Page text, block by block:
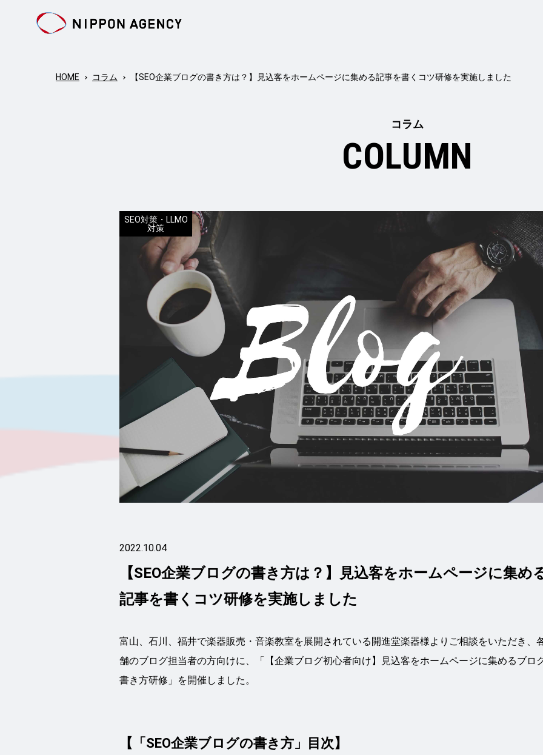
HOME コラム 【SEO企業ブログの書き方は？】見込客をホームページに集める記事を書くコツ研修を実施しました
コラム
COLUMN
SEO対策・LLMO
対策
2022.10.04
【SEO企業ブログの書き方は？】見込客をホームページに集め
記事を書くコツ研修を実施しました
富山、石川、福井で楽器販売・音楽教室を展開されている開進堂楽器様よりご相談をいただき、
舗のブログ担当者の方向けに、「【企業ブログ初心者向け】見込客をホームページに集めるブロ
書き方研修」を開催しました。
【「SEO企業ブログの書き方」目次】